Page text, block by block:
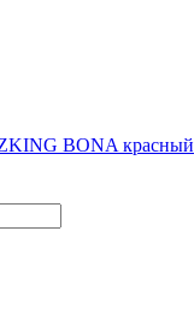
BONA красный